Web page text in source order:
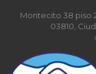
Montecito 38 piso
03810,